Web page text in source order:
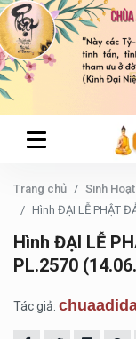
Trang chủ
Sinh
Hình ĐẠI LỄ PHẬT
Hình ĐẠI LỄ
PL.2570
Tác giả: